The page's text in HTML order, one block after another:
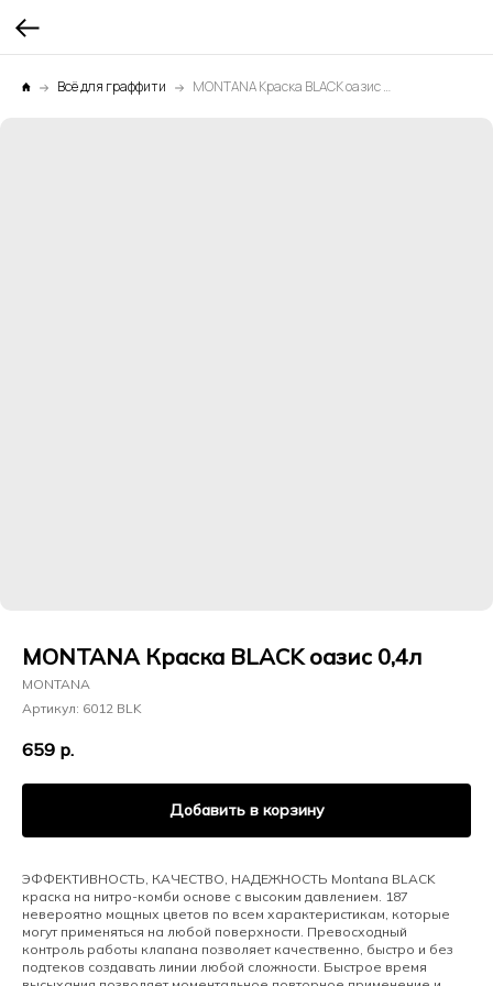
Всё для граффити MONTANA Краска BLACK оазис 0,4л
MONTANA Краска BLACK оазис 0,4л
MONTANA
Артикул: 6012 BLK
659 р.
Добавить в корзину
ЭФФЕКТИВНОСТЬ, КАЧЕСТВО, НАДЕЖНОСТЬ Montana BLACK
краска на нитро-комби основе с высоким давлением. 187
невероятно мощных цветов по всем характеристикам, которые
могут применяться на любой поверхности. Превосходный
контроль работы клапана позволяет качественно, быстро и без
подтеков создавать линии любой сложности. Быстрое время